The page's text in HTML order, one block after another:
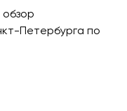
Петербурга по